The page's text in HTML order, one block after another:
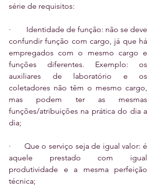
série de requisitos:
·        Identidade de função: não se deve
confundir função com cargo, já que há
empregados com o mesmo cargo e
funções diferentes. Exemplo: os
auxiliares de laboratório e os
coletadores não têm o mesmo cargo,
mas podem ter as mesmas
funções/atribuições na prática do dia a
dia;
·      Que o serviço seja de igual valor: é
aquele prestado com igual
produtividade e a mesma perfeição
técnica;